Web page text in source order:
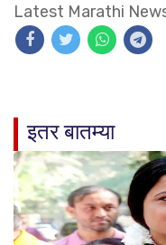
Latest Marathi
इतर बातम्या